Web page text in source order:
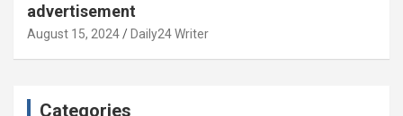
advertisement
August 15, 2024 Daily24 Writer
Categories